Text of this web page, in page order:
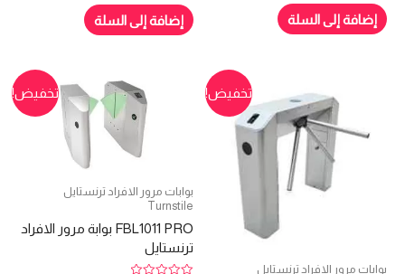
من
5
هو:
16,000.00 EGP.
14,184.00 EGP.
إضافة إلى السلة
من
5
هو:
49,000.00 EGP.
إضافة إلى السلة
تخفيض!
بوابات مرور الافراد ترنستايل
تخفيض!
بوابات مرور الافراد ترنستايل
Turnstile
FBL1011 PRO بوابة مرور الافراد
ترنستايل